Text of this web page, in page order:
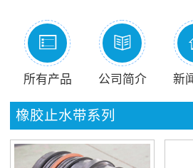

所有产品

公司简介 新
橡胶止水带系列